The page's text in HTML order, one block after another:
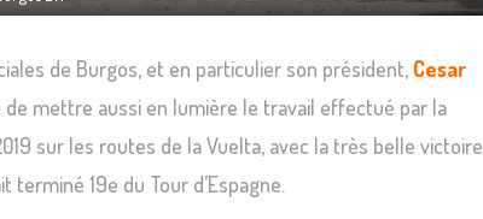
de Burgos, et en particulier son président, Cesar
de mettre aussi en lumière le travail effectué par la
sur les routes de la Vuelta, avec la très belle victoire
terminé 19e du Tour d’Espagne.